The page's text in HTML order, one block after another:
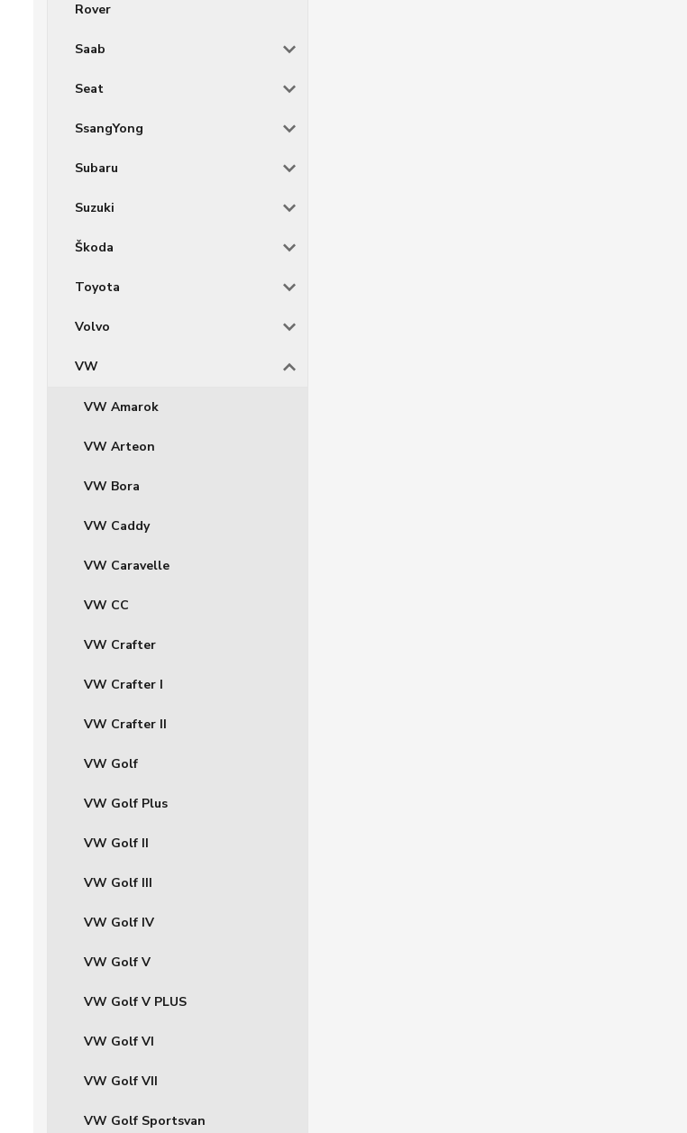
Rover
Saab
Seat
SsangYong
Subaru
Suzuki
Škoda
Toyota
Volvo
VW
VW Amarok
VW Arteon
VW Bora
VW Caddy
VW Caravelle
VW CC
VW Crafter
VW Crafter I
VW Crafter II
VW Golf
VW Golf Plus
VW Golf II
VW Golf III
VW Golf IV
VW Golf V
VW Golf V PLUS
VW Golf VI
VW Golf VII
VW Golf Sportsvan